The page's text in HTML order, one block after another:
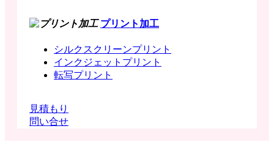
プリント加工
シルクスクリーンプリント
インクジェットプリント
転写プリント
見積もり
問い合せ